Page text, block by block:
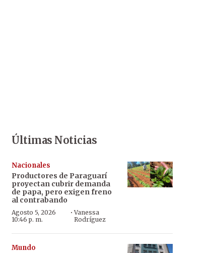
Últimas Noticias
Nacionales
Productores de Paraguarí
proyectan cubrir demanda
de papa, pero exigen freno
al contrabando
Agosto 5, 2026
10:46 p. m.
·Vanessa
Rodríguez
Mundo